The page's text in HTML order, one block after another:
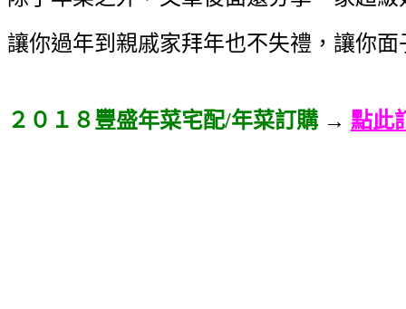
讓你過年到親戚家拜年也不失禮，讓你面
２０１８豐盛年菜宅配/年菜訂購 → 點此